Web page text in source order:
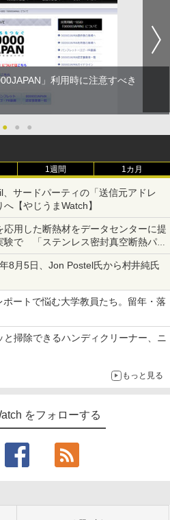
」利用時に注意すべき
● ● ●
1週間 1カ月
サードパーティの「送信元アドレ
【やじうまWatch】
応用した断熱材をデータセンターに提
験で 「ステンレス密封真空断熱パネ
8月5日、Jon Postel氏から村井純氏
ートで悩む大学教員たち。留年・落
掃除できるハンディクリーナー、ニ
もっと見る
をフォローする